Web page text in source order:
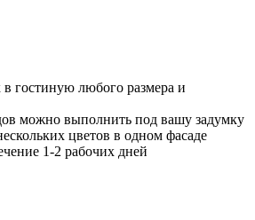
в гостиную любого размера и
можно выполнить под вашу задумку
цветов в одном фасаде
1-2 рабочих дней